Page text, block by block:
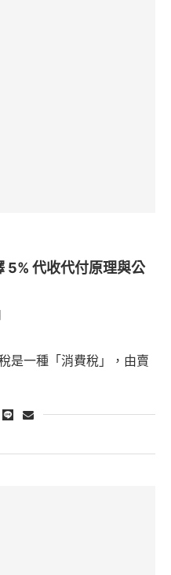
5% 代收代付原理與公
是一種「消費稅」，由賣